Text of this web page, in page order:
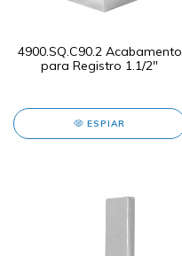
4900.SQ.C90.2 Acabamento
para Registro 1.1/2"
ESPIAR